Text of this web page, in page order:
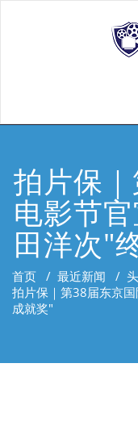
拍片保
电影节
田洋次"
首页 / 最近新闻 /
拍片保｜第38届东京
成就奖"